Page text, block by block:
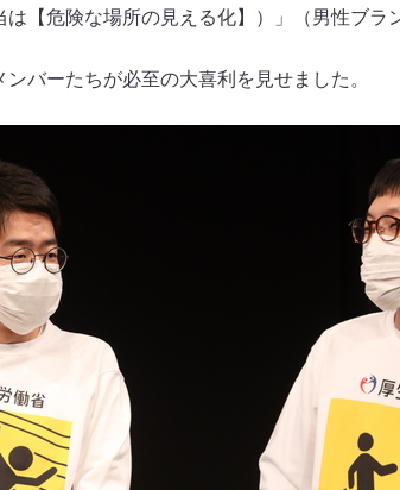
は【危険な場所の見える化】）」（男性ブラ
バーたちが必至の大喜利を見せました。